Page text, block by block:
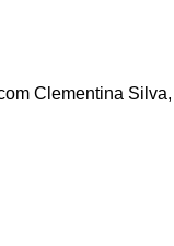
Clementina